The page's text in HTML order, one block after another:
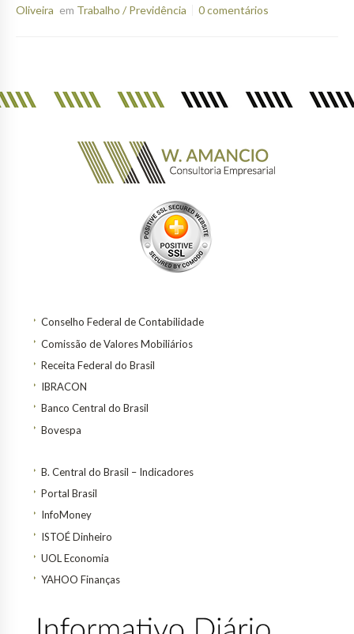
Oliveira em Trabalho / Previdência 0 comentários
Conselho Federal de Contabilidade
Comissão de Valores Mobiliários
Receita Federal do Brasil
IBRACON
Banco Central do Brasil
Bovespa
B. Central do Brasil – Indicadores
Portal Brasil
InfoMoney
ISTOÉ Dinheiro
UOL Economia
YAHOO Finanças